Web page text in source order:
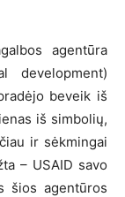
agentūra
development)
beveik iš
iš simbolių,
ir sėkmingai
– USAID savo
šios agentūros